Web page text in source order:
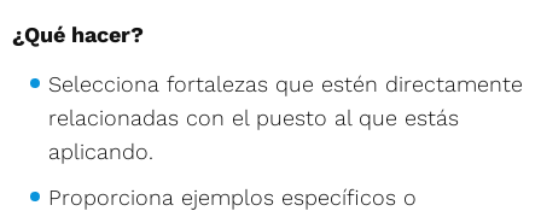
¿Qué hacer?
Selecciona fortalezas que estén directamente
relacionadas con el puesto al que estás
aplicando.
Proporciona ejemplos específicos o